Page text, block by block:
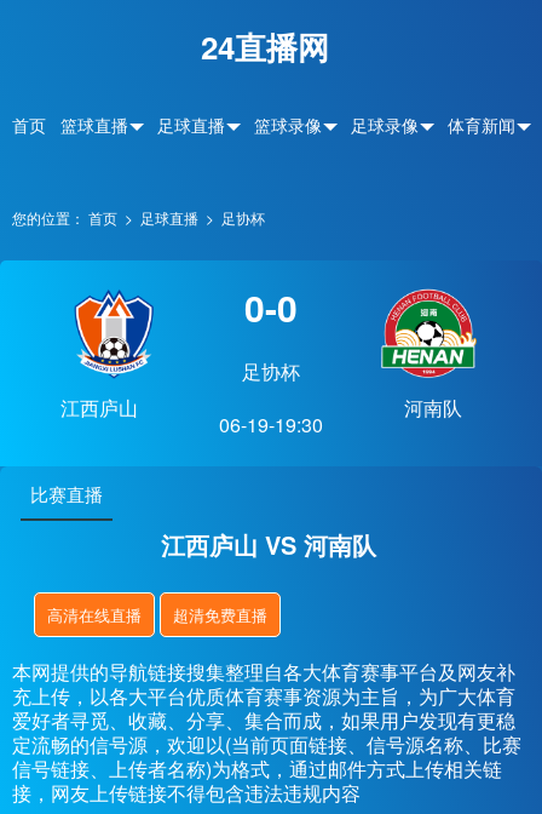
24直播网
首页 篮球直播 足球直播 篮球录像 足球录像 体育新闻
您的位置： 首页 > 足球直播 > 足协杯
江西庐山
0-0
足协杯
06-19-19:30
河南队
比赛直播
江西庐山 VS 河南队
高清在线直播 超清免费直播
本网提供的导航链接搜集整理自各大体育赛事平台及网友补
充上传，以各大平台优质体育赛事资源为主旨，为广大体育
爱好者寻觅、收藏、分享、集合而成，如果用户发现有更稳
定流畅的信号源，欢迎以(当前页面链接、信号源名称、比赛
信号链接、上传者名称)为格式，通过邮件方式上传相关链
接，网友上传链接不得包含违法违规内容